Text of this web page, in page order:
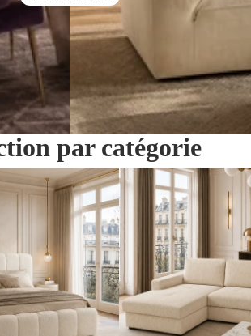
par catégorie
Canapés & Fauteuils